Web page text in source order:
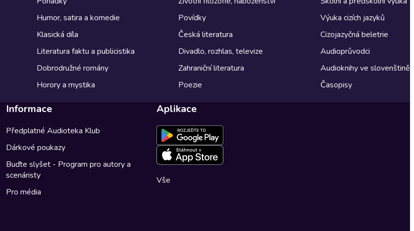
Humor, satira a komedie
Klasická díla
Literatura faktu a publicistika
Dobrodružné romány
Horory a mystika
Povídky
Česká literatura
Divadlo, rozhlas, televize
Zahraniční literatura
Poezie
Výuka cizích jazyků
Cizojazyčná beletrie
Audioprůvodci
Audioknihy ve slovenštině
Časopisy
Informace
Předplatné Audioteka Klub
Dárkové poukazy
Buďte slyšet - Program pro autory a
scenáristy
Pro média
Aplikace
Vše